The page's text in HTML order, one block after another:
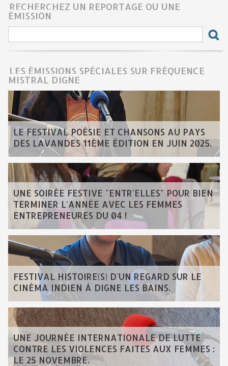
RECHERCHEZ UN REPORTAGE OU UNE
ÉMISSION
LES ÉMISSIONS SPÉCIALES SUR FRÉQUENCE
MISTRAL DIGNE
LE FESTIVAL POÉSIE ET CHANSONS AU PAYS
DES LAVANDES 11ÈME ÉDITION EN JUIN 2025.
UNE SOIRÉE FESTIVE "ENTR'ELLES" POUR BIEN
TERMINER L'ANNÉE AVEC LES FEMMES
ENTREPRENEURES DU 04 !
FESTIVAL HISTOIRE(S) D'UN REGARD SUR LE
CINÉMA INDIEN À DIGNE LES BAINS.
UNE JOURNÉE INTERNATIONALE DE LUTTE
CONTRE LES VIOLENCES FAITES AUX FEMMES :
LE 25 NOVEMBRE.